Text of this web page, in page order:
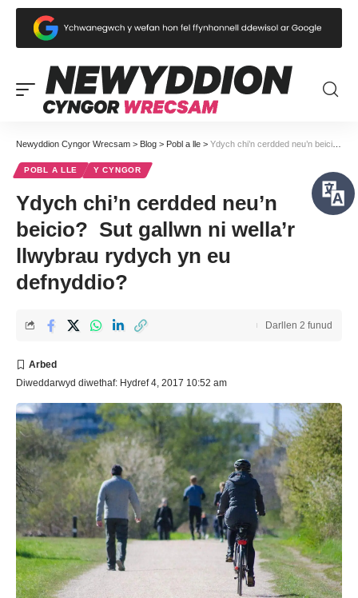
Newyddion Cyngor Wrecsam > Blog > Pobl a lle > Ydych chi’n cerdded neu’n beicio? Sut gallwn ni wella’r llwybrau rydych yn eu defnyddio?
POBL A LLE Y CYNGOR
Ydych chi’n cerdded neu’n
beicio? Sut gallwn ni wella’r
llwybrau rydych yn eu
defnyddio?
Diweddarwyd diwethaf: Hydref 4, 2017 10:52 am
Darllen 2 funud